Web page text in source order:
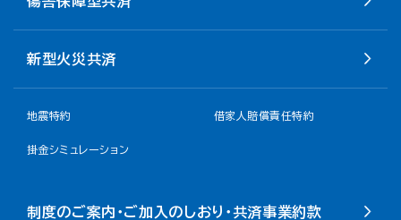
新型火災共済
地震特約 借家人賠償責任特約
掛金シミュレーション
制度のご案内・ご加入のしおり・共済事業約款